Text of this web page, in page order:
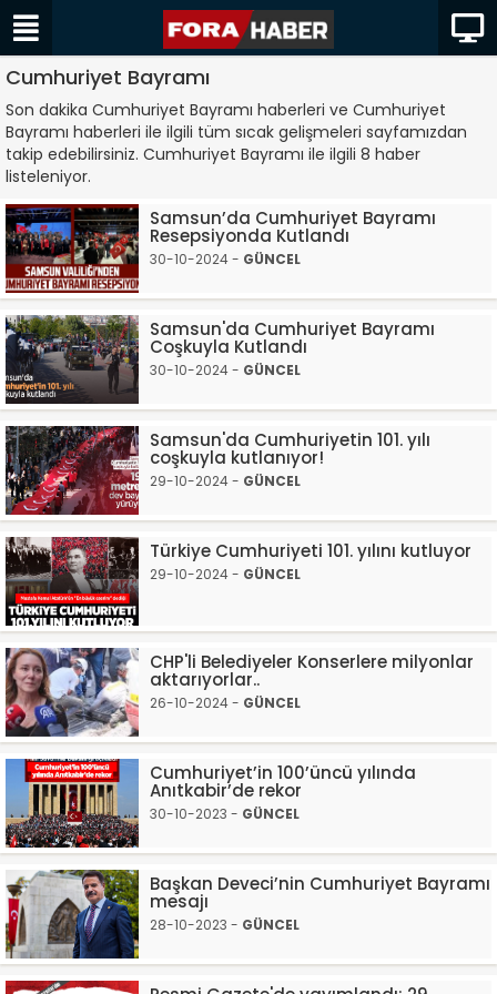
Cumhuriyet Bayramı
Son dakika Cumhuriyet Bayramı haberleri ve Cumhuriyet
Bayramı haberleri ile ilgili tüm sıcak gelişmeleri sayfamızdan
takip edebilirsiniz. Cumhuriyet Bayramı ile ilgili 8 haber
listeleniyor.
Samsun’da Cumhuriyet Bayramı
Resepsiyonda Kutlandı
30-10-2024 - GÜNCEL
Samsun'da Cumhuriyet Bayramı
Coşkuyla Kutlandı
30-10-2024 - GÜNCEL
Samsun'da Cumhuriyetin 101. yılı
coşkuyla kutlanıyor!
29-10-2024 - GÜNCEL
Türkiye Cumhuriyeti 101. yılını kutluyor
29-10-2024 - GÜNCEL
CHP'li Belediyeler Konserlere milyonlar
aktarıyorlar..
26-10-2024 - GÜNCEL
Cumhuriyet’in 100’üncü yılında
Anıtkabir’de rekor
30-10-2023 - GÜNCEL
Başkan Deveci’nin Cumhuriyet Bayramı
mesajı
28-10-2023 - GÜNCEL